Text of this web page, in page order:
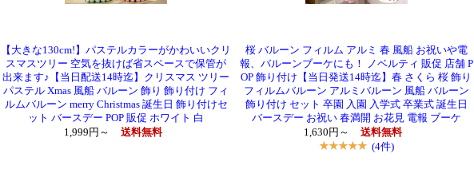
【大きな130cm!】パステルカラーがかわいいクリ
スマスツリー 空気を抜けば省スペースで保管が
出来ます♪【当日配送14時迄】クリスマス ツリー
パステル Xmas 風船 バルーン 飾り 飾り付け フィ
ルムバルーン merry Christmas 誕生日 飾り付けセ
ット バースデー POP 販促 ホワイト 白
1,999円～
送料無料
桜 バルーン フィルム アルミ 春 風船 お祝いや電
報、バルーンブーケにも！ ノベルティ 販促 店舗 P
OP 飾り付け【当日発送14時迄】春 さくら 桜 飾り
フィルムバルーン アルミバルーン 風船 バルーン
飾り付け セット 卒園 入園 入学式 卒業式 誕生日
バースデー お祝い 春満開 お花見 電報 ブーケ
1,630円～
送料無料
(4件)